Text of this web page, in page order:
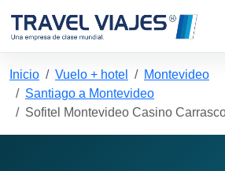
Inicio Vuelo + hotel
Montevideo
Santiago a Montevideo
Sofitel Montevideo Casino